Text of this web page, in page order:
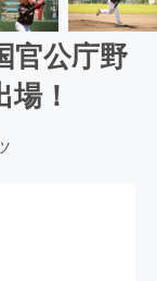
官公庁野
！